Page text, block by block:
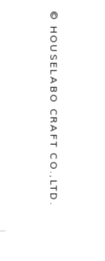
© HOUSELABO CRAFT CO.,LTD.